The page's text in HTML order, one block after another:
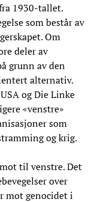
1930-tallet.
som består av
Om
deler av
grunn av den
alternativ.
og Die Linke
«venstre»
som
og krig.
til venstre. Det
over
mot genocidet i